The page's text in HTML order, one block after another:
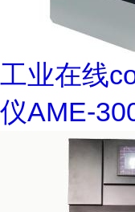
工业在线
仪AME-